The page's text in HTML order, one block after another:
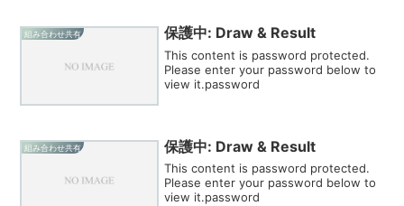
組み合わせ共有 保護中: Draw & Result
This content is password protected.
Please enter your password below to
view it.password
組み合わせ共有 保護中: Draw & Result
This content is password protected.
Please enter your password below to
view it.password